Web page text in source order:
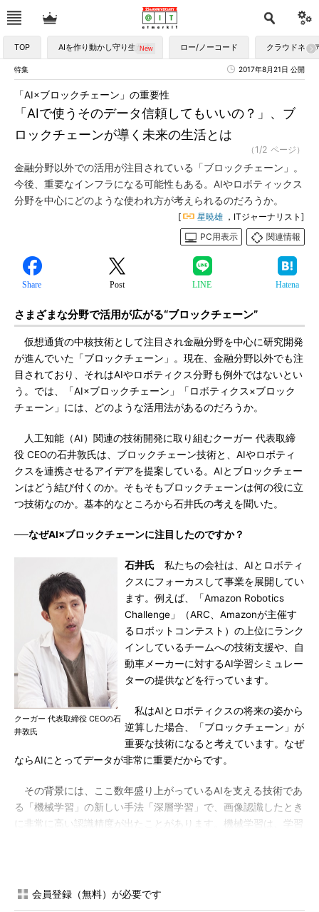
TOP AIを作り動かし守り生かす ロー/ノーコード クラウドネイ
特集 2017年8月21日 公開
「AIで使うそのデータ信頼してもいいの？」、ブ
ロックチェーンが導く未来の生活とは
「AI×ブロックチェーン」の重要性
（1/2 ページ）
金融分野以外での活用が注目されている「ブロックチェーン」。
今後、重要なインフラになる可能性もある。AIやロボティックス
分野を中心にどのような使われ方が考えられるのだろうか。
[ 星暁雄 ，ITジャーナリスト]
PC用表示
関連情報
Share Post LINE Hatena
さまざまな分野で活用が広がる“ブロックチェーン”
仮想通貨の中核技術として注目され金融分野を中心に研究開発
が進んでいた「ブロックチェーン」。現在、金融分野以外でも注
目されており、それはAIやロボティクス分野も例外ではないとい
う。では、「AI×ブロックチェーン」「ロボティクス×ブロック
チェーン」には、どのような活用法があるのだろうか。
人工知能（AI）関連の技術開発に取り組むクーガー 代表取締
役 CEOの石井敦氏は、ブロックチェーン技術と、AIやロボティ
クスを連携させるアイデアを提案している。AIとブロックチェー
ンはどう結び付くのか。そもそもブロックチェーンは何の役に立
つ技術なのか。基本的なところから石井氏の考えを聞いた。
──なぜAI×ブロックチェーンに注目したのですか？
クーガー 代表取締役 CEOの石
井敦氏
石井氏 私たちの会社は、AIとロボティ
クスにフォーカスして事業を展開してい
ます。例えば、「Amazon Robotics
Challenge」（ARC、Amazonが主催す
るロボットコンテスト）の上位にランク
インしているチームへの技術支援や、自
動車メーカーに対するAI学習シミュレー
ターの提供などを行っています。
私はAIとロボティクスの将来の姿から
逆算した場合、「ブロックチェーン」が
重要な技術になると考えています。なぜ
ならAIにとってデータが非常に重要だからです。
その背景には、ここ数年盛り上がっているAIを支える技術であ
る「機械学習」の新しい手法「深層学習」で、画像認識したとき
に非常に高い認識精度が出たことがあります。機械学習は、学習
応用した測距センサー）など、さまざまな方法で収集できます。
会員登録（無料）が必要です